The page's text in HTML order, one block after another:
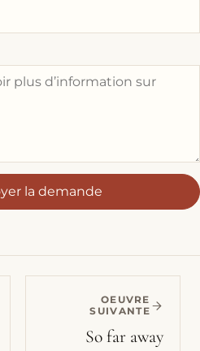
la demande
OEUVRE
SUIVANTE
So far away